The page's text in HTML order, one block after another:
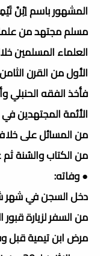
المشهور باسم اِبْنُ
مسلم مجتهد من
العلماء المسلمين
الأول من القرن
فأخذ الفقه
الأئمة المجتهدين
من المسائل على خلاف
من الكتاب والسُنة ثم
● وفاته:
من السفر لزيارة
مرض ابن تيمية قبل